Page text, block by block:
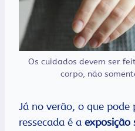
Os cuidados devem ser
corpo, não
Já no verão, o que pode
ressecada é a exposição